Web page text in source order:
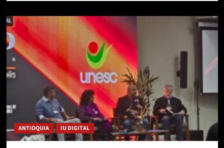
ANTIOQUIA IU DIGITAL